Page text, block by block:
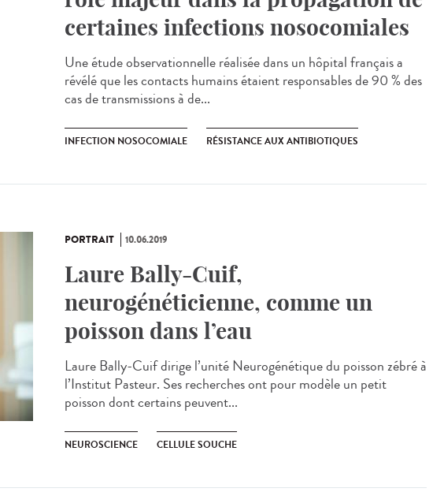
certaines infections nosocomiales
Une étude observationnelle réalisée dans un hôpital français a
révélé que les contacts humains étaient responsables de 90 % des
cas de transmissions à de...
INFECTION NOSOCOMIALE RÉSISTANCE AUX ANTIBIOTIQUES
PORTRAIT 10.06.2019
Laure Bally-Cuif,
neurogénéticienne, comme un
poisson dans l’eau
Laure Bally-Cuif dirige l’unité Neurogénétique du poisson zébré à
l’Institut Pasteur. Ses recherches ont pour modèle un petit
poisson dont certains peuvent...
NEUROSCIENCE CELLULE SOUCHE